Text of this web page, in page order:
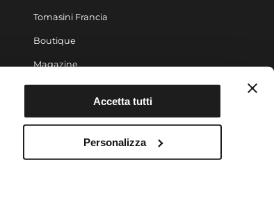
Accetta tutti
Personalizza
Tomasini Francia
Boutique
Magazine
Contatti